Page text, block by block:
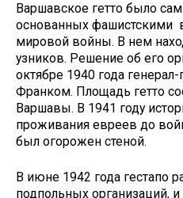
Варшавское гетто было
основанных фашистскими
мировой войны. В нем
узников. Решение об его
октябре 1940 года
Франком. Площадь гетто
Варшавы. В 1941 году
проживания евреев до
был огорожен стеной.
В июне 1942 года гестапо
подпольных организаций,